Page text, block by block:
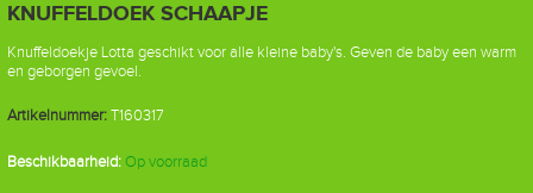
KNUFFELDOEK SCHAAPJE
Knuffeldoekje Lotta geschikt voor alle kleine baby's. Geven de baby een warm
en geborgen gevoel.
Artikelnummer: T160317
Beschikbaarheid: Op voorraad